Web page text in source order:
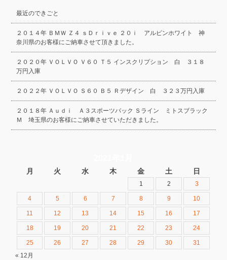
最近のできごと
２０１４年 ＢＭＷ Ｚ４ ｓＤｒｉｖｅ ２０ｉ アルピンホワイト 神
奈川県のお客様にご納車させて頂きました。
２０２０年 ＶＯＬＶＯ Ｖ６０ Ｔ５ インスクリプション 白 ３１８
万円入庫
２０２２年 ＶＯＬＶＯ Ｓ６０ Ｂ５ Ｒデザイン 白 ３２３万円入庫
２０１８年 Ａｕｄｉ Ａ３スポーツバック Ｓライン ミトスブラック
Ｍ 埼玉県のお客様にご納車させていただきました。
月 火 水 木 金 土 日
1 2 3
4 5 6 7 8 9 10
11 12 13 14 15 16 17
18 19 20 21 22 23 24
25 26 27 28 29 30
31
« 12月